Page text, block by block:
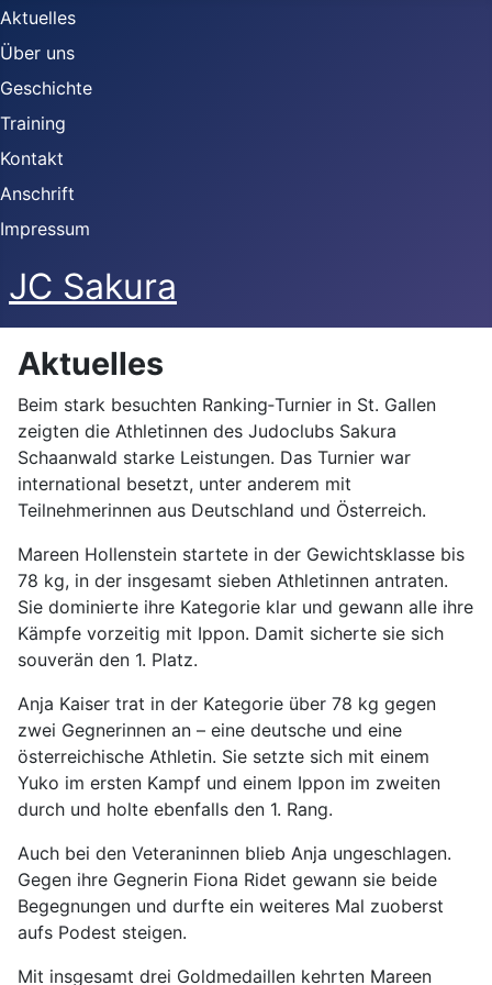
Aktuelles
Über uns
Geschichte
Training
Kontakt
Anschrift
Impressum
JC Sakura
Aktuelles
Beim stark besuchten Ranking‑Turnier in St. Gallen
zeigten die Athletinnen des Judoclubs Sakura
Schaanwald starke Leistungen. Das Turnier war
international besetzt, unter anderem mit
Teilnehmerinnen aus Deutschland und Österreich.
Mareen Hollenstein startete in der Gewichtsklasse bis
78 kg, in der insgesamt sieben Athletinnen antraten.
Sie dominierte ihre Kategorie klar und gewann alle ihre
Kämpfe vorzeitig mit Ippon. Damit sicherte sie sich
souverän den 1. Platz.
Anja Kaiser trat in der Kategorie über 78 kg gegen
zwei Gegnerinnen an – eine deutsche und eine
österreichische Athletin. Sie setzte sich mit einem
Yuko im ersten Kampf und einem Ippon im zweiten
durch und holte ebenfalls den 1. Rang.
Auch bei den Veteraninnen blieb Anja ungeschlagen.
Gegen ihre Gegnerin Fiona Ridet gewann sie beide
Begegnungen und durfte ein weiteres Mal zuoberst
aufs Podest steigen.
Mit insgesamt drei Goldmedaillen kehrten Mareen